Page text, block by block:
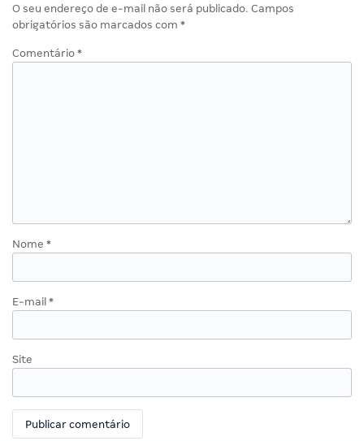
O seu endereço de e-mail não será publicado. Campos
obrigatórios são marcados com *
Comentário *
Nome *
E-mail *
Site